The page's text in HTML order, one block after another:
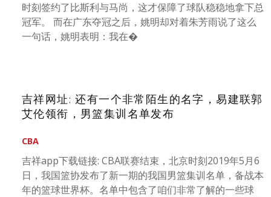
时刻签约了比斯利与马尚，这才保障了球队稳稳地拿下总
冠军。 而在广东夺冠之后，姚明却对着朱芳雨说了这么
一句话，姚明表明：我在�
吉祥网址: 还有一个非常陌生的名字，易建联郭
艾伦领衔，男篮集训名单发布
CBA
吉祥app下载链接: CBA联赛结束，北京时刻2019年5月6
日，我国篮协发布了新一期的我国男篮集训名单，备战本
年的篮球世界杯。名单中包含了咱们非常了解的一些球